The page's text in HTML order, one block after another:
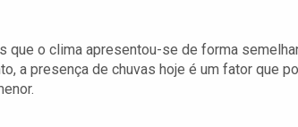
que o clima apresentou-se de forma
a presença de chuvas hoje é um fator que